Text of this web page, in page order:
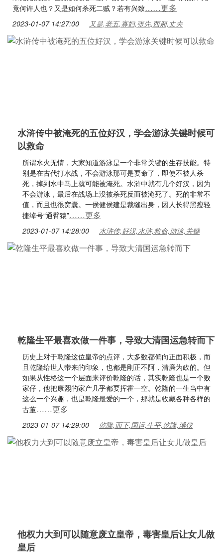
竟何许人也？又是如何杀死二贼？若有兴致……更多
2023-01-07 14:27:00 又是,老五,寡妇,张先,西厢,丈夫
水浒传中被淹死的五位好汉，学会游泳关键时候可
以救命
所谓水火无情，大家知道游泳是一个非常关键的生存技能。特
别是在古代打水战，不会游泳那可是要命了，即使不被人杀
死，掉到水中马上就可能被淹死。水浒中就有几个好汉，因为
不会游泳，最后在战场上没被杀死反而被淹死了。死的非常不
值，而且也很窝囊。一侯健侯建是裁缝出身，因人长得黑瘦轻
捷绰号“通臂猿”……更多
2023-01-07 14:28:00 水浒传,好汉,水浒,救命,游泳,关键
乾隆生平最喜欢做一件事，导致大清国运急转而下
历史上对于乾隆这位皇帝的点评，大多数都偏向正面积极，而
且乾隆给世人带来的印象，也都是刚正不阿，清廉为政的。但
如果从性格这一个层面来评价乾隆的话，其实乾隆也是一个败
家仔，他把康熙的家产几乎都要挥霍一空。乾隆的一生当中有
这么一个兴趣，也是乾隆最爱的一个，那就是收藏各种各样的
古董……更多
2023-01-07 14:29:00 乾隆,而下,国运,生平,乾隆,溥仪
他权力大到可以随意废立皇帝，毒害皇后让女儿做
皇后